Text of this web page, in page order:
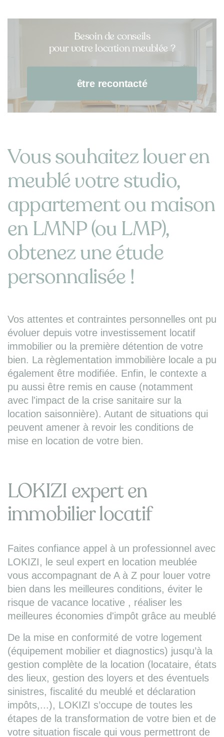
Besoin de conseils
pour votre location meublée ?
être recontacté
Vous souhaitez louer en
meublé votre studio,
appartement ou maison
en LMNP (ou LMP),
obtenez une étude
personnalisée !
Vos attentes et contraintes personnelles ont pu
évoluer depuis votre investissement locatif
immobilier ou la première détention de votre
bien. La règlementation immobilière locale a pu
également être modifiée. Enfin, le contexte a
pu aussi être remis en cause (notamment
avec l'impact de la crise sanitaire sur la
location saisonnière). Autant de situations qui
peuvent amener à revoir les conditions de
mise en location de votre bien.
LOKIZI expert en
immobilier locatif
Faites confiance appel à un professionnel avec
LOKIZI, le seul expert en location meublée
vous accompagnant de A à Z pour louer votre
bien dans les meilleures conditions, éviter le
risque de vacance locative , réaliser les
meilleures économies d'impôt grâce au meublé
De la mise en conformité de votre logement
(équipement mobilier et diagnostics) jusqu’à la
gestion complète de la location (locataire, états
des lieux, gestion des loyers et des éventuels
sinistres, fiscalité du meublé et déclaration
impôts,...), LOKIZI s’occupe de toutes les
étapes de la transformation de votre bien et de
votre situation fiscale qui vous permettront de